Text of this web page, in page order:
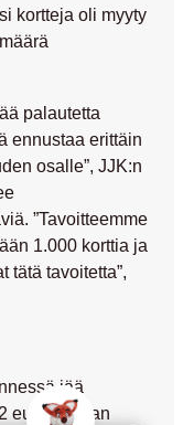
kortteja oli myyty
palautetta
ennustaa erittäin
osalle”, JJK:n
”Tavoitteemme
1.000 korttia ja
tätä tavoitetta”,
jää
euroa (ilman